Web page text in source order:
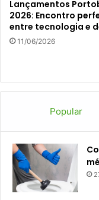
Lançamentos
2026: Encontro
entre tecnologia e
11/06/2026
Popular